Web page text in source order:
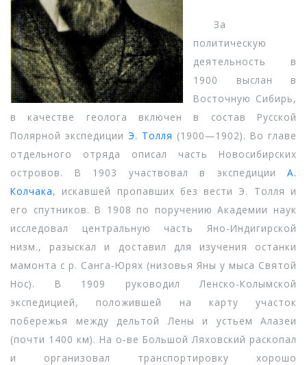
За
политическую
деятельность в
1900 выслан в
Восточную Сибирь,
в качестве геолога включен в состав Русской
Полярной экспедиции Э. Толля (1900—1902). Во главе
отдельного отряда описал часть Новосибирских
островов. В 1903 участвовал в экспедиции А.
Колчака, искавшей пропавших без вести Э. Толля и
его спутников. В 1908 по поручению Академии наук
исследовал центральную часть Яно-Индигирской
низм., разыскал и доставил для изучения останки
мамонта с р. Санга-Юрях (низовья Яны у мыса Святой
Нос). В 1909 руководил Ленско-Колымской
экспедицией, положившей на карту участок
побережья между дельтой Лены и устьем Алазеи
(почти 1400 км). На о-ве Большой Ляховский раскопал
и организовал транспортировку хорошо